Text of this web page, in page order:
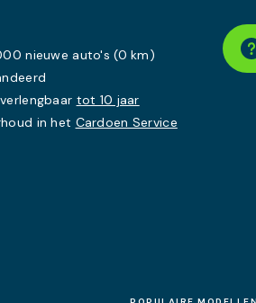
nieuwe auto's (0 km)
tot 10 jaar
in het Cardoen Service